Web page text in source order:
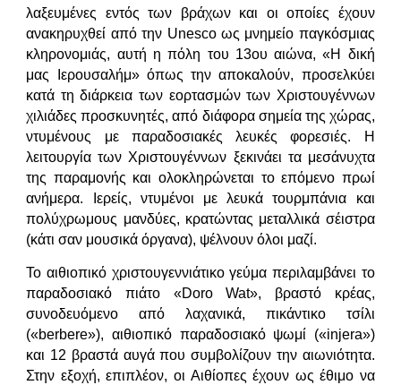
λαξευμένες εντός των βράχων και οι οποίες έχουν
ανακηρυχθεί από την Unesco ως μνημείο παγκόσμιας
κληρονομιάς, αυτή η πόλη του 13ου αιώνα, «Η δική
μας Ιερουσαλήμ» όπως την αποκαλούν, προσελκύει
κατά τη διάρκεια των εορτασμών των Χριστουγέννων
χιλιάδες προσκυνητές, από διάφορα σημεία της χώρας,
ντυμένους με παραδοσιακές λευκές φορεσιές. Η
λειτουργία των Χριστουγέννων ξεκινάει τα μεσάνυχτα
της παραμονής και ολοκληρώνεται το επόμενο πρωί
ανήμερα. Ιερείς, ντυμένοι με λευκά τουρμπάνια και
πολύχρωμους μανδύες, κρατώντας μεταλλικά σέιστρα
(κάτι σαν μουσικά όργανα), ψέλνουν όλοι μαζί.
Το αιθιοπικό χριστουγεννιάτικο γεύμα περιλαμβάνει το
παραδοσιακό πιάτο «Doro Wat», βραστό κρέας,
συνοδευόμενο από λαχανικά, πικάντικο τσίλι
(«berbere»), αιθιοπικό παραδοσιακό ψωμί («injera»)
και 12 βραστά αυγά που συμβολίζουν την αιωνιότητα.
Στην εξοχή, επιπλέον, οι Αιθίοπες έχουν ως έθιμο να